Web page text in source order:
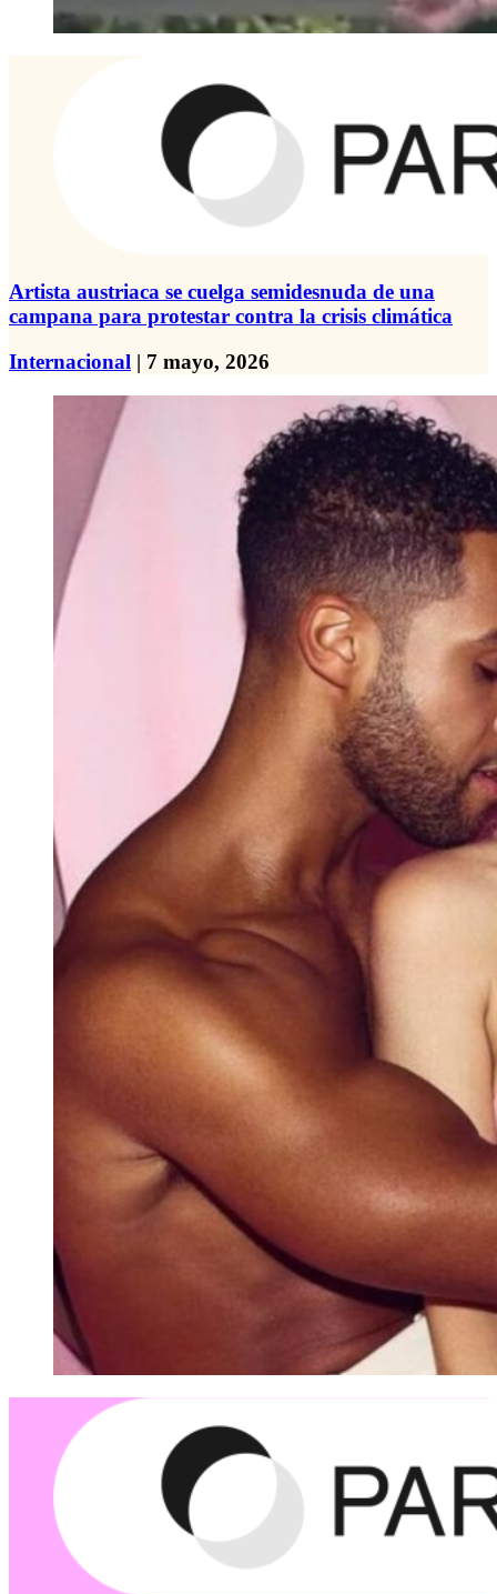
Artista austriaca se cuelga semidesnuda de una
campana para protestar contra la crisis climática
Internacional | 7 mayo, 2026